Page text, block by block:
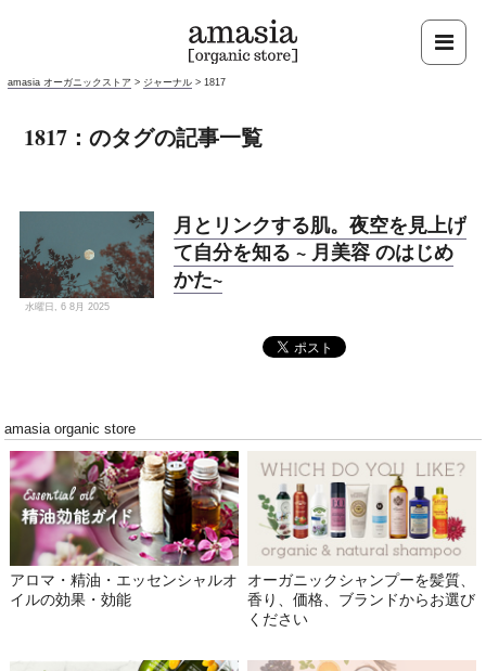
amasia オーガニックストア > ジャーナル > 1817
1817：のタグの記事一覧
月とリンクする肌。夜空を見上げ
て自分を知る ~ 月美容 のはじめ
かた~
水曜日, 6 8月 2025
amasia organic store
アロマ・精油・エッセンシャルオ
イルの効果・効能
オーガニックシャンプーを髪質、
香り、価格、ブランドからお選び
ください